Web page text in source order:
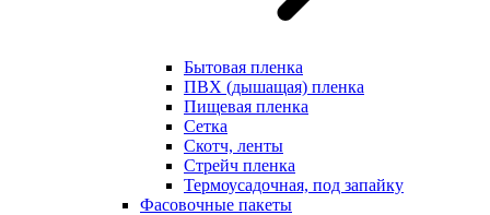
Бытовая пленка
ПВХ (дышащая) пленка
Пищевая пленка
Сетка
Скотч, ленты
Стрейч пленка
Термоусадочная, под запайку
Фасовочные пакеты